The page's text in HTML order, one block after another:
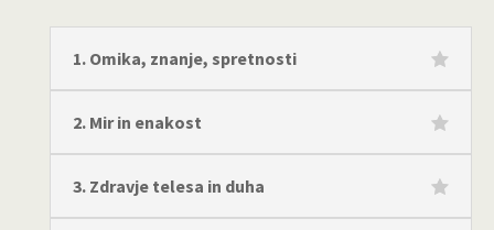
1. Omika, znanje, spretnosti
2. Mir in enakost
3. Zdravje telesa in duha